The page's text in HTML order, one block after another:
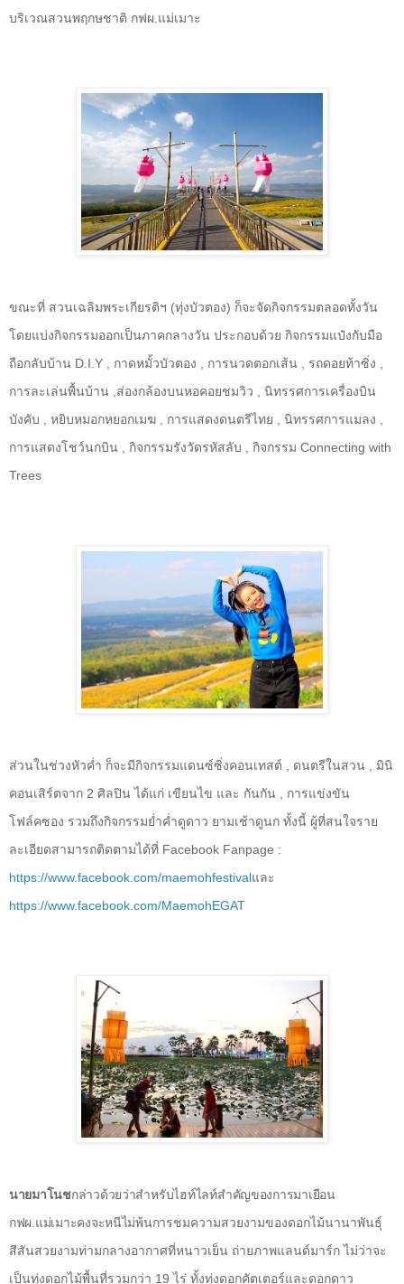
บริเวณสวนพฤกษชาติ กฟผ.แม่เมาะ
ขณะที่ สวนเฉลิมพระเกียรติฯ (ทุ่งบัวตอง) ก็จะจัดกิจกรรมตลอดทั้งวัน
โดยแบ่งกิจกรรมออกเป็นภาคกลางวัน ประกอบด้วย กิจกรรมแป๋งกับมือ
ถือกลับบ้าน D.I.Y , กาดหมั้วบัวตอง , การนวดตอกเส้น , รถดอยท้าซิ่ง ,
การละเล่นพื้นบ้าน ,ส่องกล้องบนหอคอยชมวิว , นิทรรศการเครื่องบิน
บังคับ , หยิบหมอกหยอกเมฆ , การแสดงดนตรีไทย , นิทรรศการแมลง ,
การแสดงโชว์นกบิน , กิจกรรมรังวัดรหัสลับ , กิจกรรม Connecting with
Trees
ส่วนในช่วงหัวค่ำ ก็จะมีกิจกรรมแดนซ์ซิ่งคอนเทสต์ , ดนตรีในสวน , มินิ
คอนเสิร์ตจาก 2 ศิลปิน ได้แก่ เขียนไข และ กันกัน , การแข่งขัน
โฟล์คซอง รวมถึงกิจกรรมย่ำค่ำดูดาว ยามเช้าดูนก ทั้งนี้ ผู้ที่สนใจราย
ละเอียดสามารถติดตามได้ที่ Facebook Fanpage :
https://www.facebook.com/maemohfestivalและ
https://www.facebook.com/MaemohEGAT
นายมาโนชกล่าวด้วยว่าสำหรับไฮท์ไลท์สำคัญของการมาเยือน
กฟผ.แม่เมาะคงจะหนีไม่พ้นการชมความสวยงามของดอกไม้นานาพันธุ์
สีสันสวยงามท่ามกลางอากาศที่หนาวเย็น ถ่ายภาพแลนด์มาร์ก ไม่ว่าจะ
เป็นทุ่งดอกไม้พื้นที่รวมกว่า 19 ไร่ ทั้งทุ่งดอกคัตเตอร์และดอกดาว